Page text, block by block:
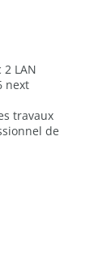
LAN
next
travaux
de